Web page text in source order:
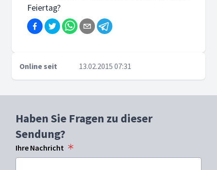
Feiertag?
Online seit 13.02.2015 07:31
Haben Sie Fragen zu dieser
Sendung?
Ihre Nachricht